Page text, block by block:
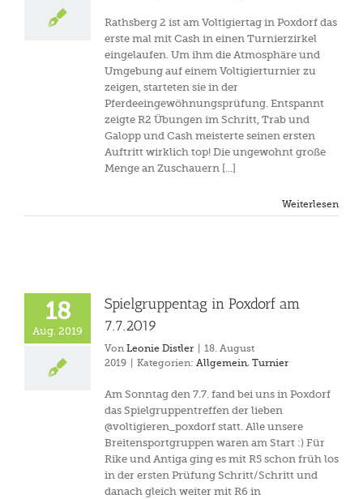
Rathsberg 2 ist am Voltigiertag in Poxdorf das
erste mal mit Cash in einen Turnierzirkel
eingelaufen. Um ihm die Atmosphäre und
Umgebung auf einem Voltigierturnier zu
zeigen, starteten sie in der
Pferdeeingewöhnungsprüfung. Entspannt
zeigte R2 Übungen im Schritt, Trab und
Galopp und Cash meisterte seinen ersten
Auftritt wirklich top! Die ungewohnt große
Menge an Zuschauern [...]
Weiterlesen
18
Aug. 2019
Spielgruppentag in Poxdorf am
7.7.2019
Von Leonie Distler
18. August
2019
Kategorien: Allgemein, Turnier
Am Sonntag den 7.7. fand bei uns in Poxdorf
das Spielgruppentreffen der lieben
@voltigieren_poxdorf statt. Alle unsere
Breitensportgruppen waren am Start :) Für
Rike und Antiga ging es mit R5 schon früh los
in der ersten Prüfung Schritt/Schritt und
danach gleich weiter mit R6 in